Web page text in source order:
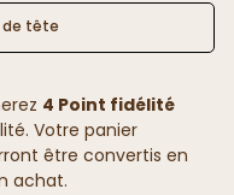
de tête
4 Point fidélité
Votre panier
être convertis en
achat.